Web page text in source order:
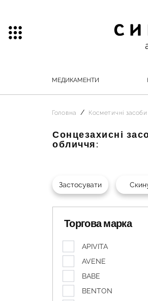
МЕДИКАМЕНТИ
Головна Косметичні засоби
Сонцезахисні
обличчя:
Торгова марка
APIVITA
AVENE
BABE
BENTON